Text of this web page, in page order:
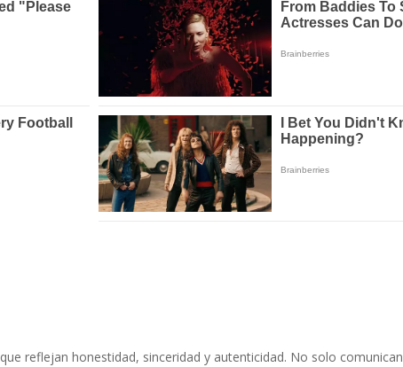
que reflejan honestidad, sinceridad y autenticidad. No solo comunican